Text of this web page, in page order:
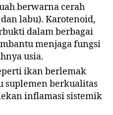
berwarna cerah
labu). Karotenoid,
dalam berbagai
menjaga fungsi
usia.
ikan berlemak
suplemen berkualitas
inflamasi sistemik